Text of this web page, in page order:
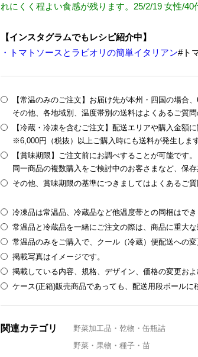
れにくく程よい食感が残ります。25/2/19 女性/40
【インスタグラムでもレシピ紹介中】
・トマトソースとラビオリの簡単イタリアン#ト
【常温のみのご注文】お届け先が本州・四国の場合
その他、各地域別、温度帯別の送料はよくあるご質
【冷蔵・冷凍を含むご注文】配送エリアや購入金額
※6,000円（税抜）以上ご購入時にも送料が発生しま
【賞味期限】ご注文前にお調べすることが可能です。
同一商品の複数購入をご検討中のお客さまなど、保
その他、賞味期限の基準につきましてはよくあるご
冷凍品は常温品、冷蔵品など他温度帯との同梱はでき
常温品と冷蔵品を一緒にご注文の際は、商品に重大
常温品のみをご購入で、クール（冷蔵）便配送への
掲載写真はイメージです。
掲載している内容、規格、デザイン、価格の変更お
ケース(正箱)販売商品であっても、配送用段ボールに
関連カテゴリ
野菜加工品・乾物・缶瓶詰
野菜・果物・種子・苗